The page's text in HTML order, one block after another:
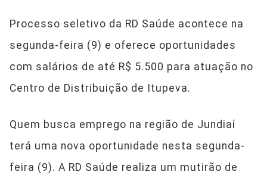
Processo seletivo da RD Saúde acontece na
segunda-feira (9) e oferece oportunidades
com salários de até R$ 5.500 para atuação no
Centro de Distribuição de Itupeva.
Quem busca emprego na região de Jundiaí
terá uma nova oportunidade nesta segunda-
feira (9). A RD Saúde realiza um mutirão de